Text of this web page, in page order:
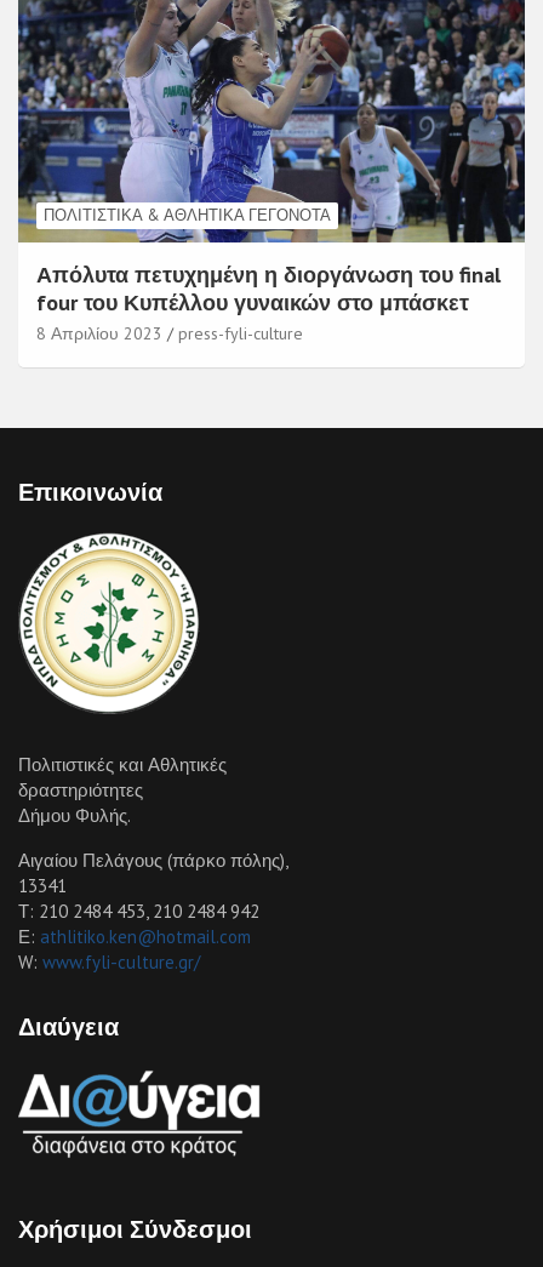
ΠΟΛΙΤΙΣΤΙΚΆ & ΑΘΛΗΤΙΚΆ ΓΕΓΟΝΌΤΑ
Απόλυτα πετυχημένη η διοργάνωση του final
four του Κυπέλλου γυναικών στο μπάσκετ
8 Απριλίου 2023 press-fyli-culture
Επικοινωνία
Πολιτιστικές και Αθλητικές
δραστηριότητες
Δήμου Φυλής.
Αιγαίου Πελάγους (πάρκο πόλης),
13341
Τ: 210 2484 453, 210 2484 942
Ε: athlitiko.ken@hotmail.com
W: www.fyli-culture.gr/
Διαύγεια
Χρήσιμοι Σύνδεσμοι